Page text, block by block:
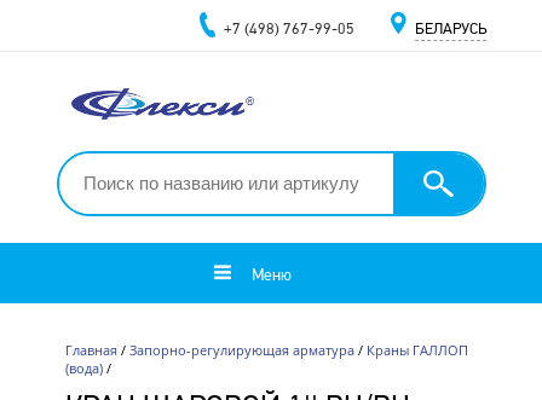
+7 (498) 767-99-05 БЕЛАРУСЬ
Меню
Главная/ Запорно-регулирующая арматура/ Краны ГАЛЛОП
(вода)/